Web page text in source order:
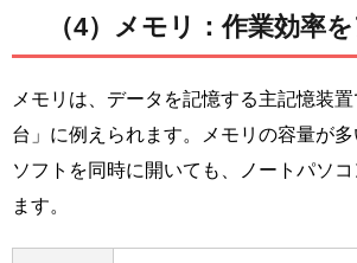
（4）メモリ：作業効率
メモリは、データを記憶する主記憶装
台」に例えられます。メモリの容量が
ソフトを同時に開いても、ノートパソ
ます。